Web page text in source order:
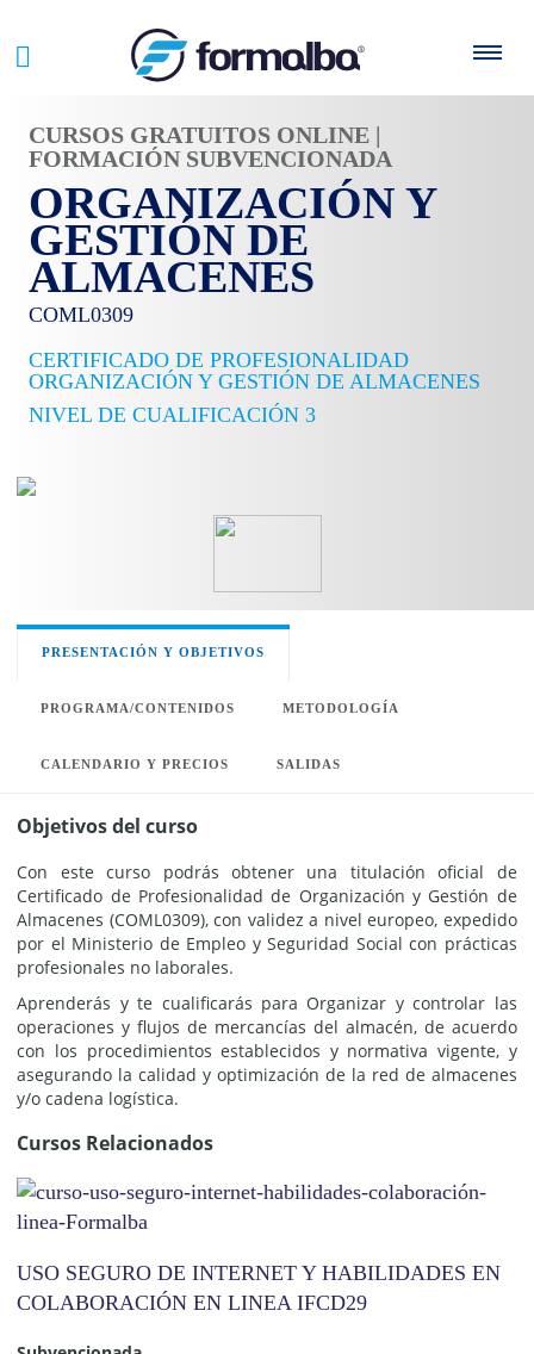
CURSOS GRATUITOS ONLINE |
FORMACIÓN SUBVENCIONADA
ORGANIZACIÓN Y
GESTIÓN DE
ALMACENES
COML0309
CERTIFICADO DE PROFESIONALIDAD
ORGANIZACIÓN Y GESTIÓN DE ALMACENES
NIVEL DE CUALIFICACIÓN 3
PRESENTACIÓN Y OBJETIVOS
PROGRAMA/CONTENIDOS METODOLOGÍA
CALENDARIO Y PRECIOS SALIDAS
Objetivos del curso
Con este curso podrás obtener una titulación oficial de
Certificado de Profesionalidad de Organización y Gestión de
Almacenes (COML0309), con validez a nivel europeo, expedido
por el Ministerio de Empleo y Seguridad Social con prácticas
profesionales no laborales.
Aprenderás y te cualificarás para Organizar y controlar las
operaciones y flujos de mercancías del almacén, de acuerdo
con los procedimientos establecidos y normativa vigente, y
asegurando la calidad y optimización de la red de almacenes
y/o cadena logística.
Cursos Relacionados
USO SEGURO DE INTERNET Y HABILIDADES EN
COLABORACIÓN EN LINEA IFCD29